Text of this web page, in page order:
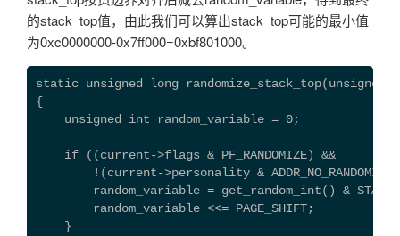
的stack_top值，由此我们可以算出stack_top可能的最小值
为0xc0000000-0x7ff000=0xbf801000。
static unsigned long randomize_stack_top(unsigned
{
unsigned int random_variable = 0;
if ((current->flags & PF_RANDOMIZE) &&
!(current->personality &
random_variable = get_random_int() &
random_variable <<= PAGE_SHIFT;
}